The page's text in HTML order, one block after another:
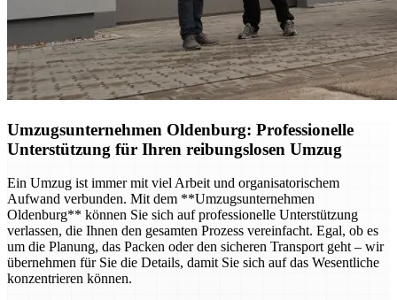
Umzugsunternehmen Oldenburg: Professionelle
Unterstützung für Ihren reibungslosen Umzug
Ein Umzug ist immer mit viel Arbeit und organisatorischem
Aufwand verbunden. Mit dem **Umzugsunternehmen
Oldenburg** können Sie sich auf professionelle Unterstützung
verlassen, die Ihnen den gesamten Prozess vereinfacht. Egal, ob es
um die Planung, das Packen oder den sicheren Transport geht – wir
übernehmen für Sie die Details, damit Sie sich auf das Wesentliche
konzentrieren können.